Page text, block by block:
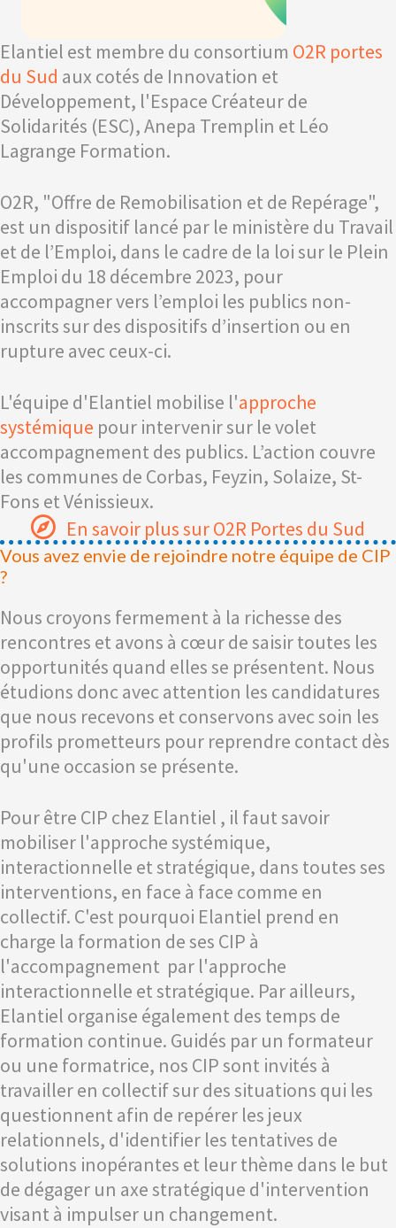
Elantiel est membre du consortium O2R portes
du Sud aux cotés de Innovation et
Développement, l'Espace Créateur de
Solidarités (ESC), Anepa Tremplin et Léo
Lagrange Formation.
O2R, "Offre de Remobilisation et de Repérage",
est un dispositif lancé par le ministère du Travail
et de l’Emploi, dans le cadre de la loi sur le Plein
Emploi du 18 décembre 2023, pour
accompagner vers l’emploi les publics non-
inscrits sur des dispositifs d’insertion ou en
rupture avec ceux-ci.
L'équipe d'Elantiel mobilise l'approche
systémique pour intervenir sur le volet
accompagnement des publics. L’action couvre
les communes de Corbas, Feyzin, Solaize, St-
Fons et Vénissieux.
En savoir plus sur O2R Portes du Sud
Vous avez envie de rejoindre notre équipe de CIP
?
Nous croyons fermement à la richesse des
rencontres et avons à cœur de saisir toutes les
opportunités quand elles se présentent. Nous
étudions donc avec attention les candidatures
que nous recevons et conservons avec soin les
profils prometteurs pour reprendre contact dès
qu'une occasion se présente.
Pour être CIP chez Elantiel , il faut savoir
mobiliser l'approche systémique,
interactionnelle et stratégique, dans toutes ses
interventions, en face à face comme en
collectif. C'est pourquoi Elantiel prend en
charge la formation de ses CIP à
l'accompagnement par l'approche
interactionnelle et stratégique. Par ailleurs,
Elantiel organise également des temps de
formation continue. Guidés par un formateur
ou une formatrice, nos CIP sont invités à
travailler en collectif sur des situations qui les
questionnent afin de repérer les jeux
relationnels, d'identifier les tentatives de
solutions inopérantes et leur thème dans le but
de dégager un axe stratégique d'intervention
visant à impulser un changement.